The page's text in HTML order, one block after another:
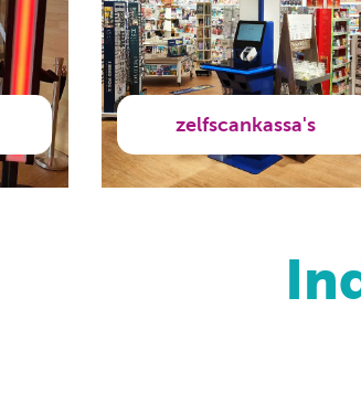
zelfscankassa's